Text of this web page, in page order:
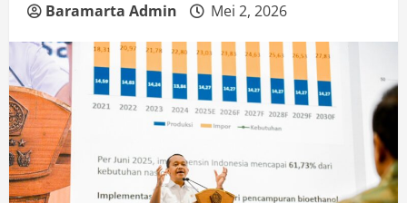
Baramarta Admin Mei 2, 2026